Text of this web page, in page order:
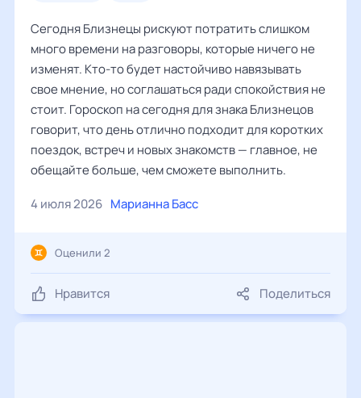
Сегодня Близнецы рискуют потратить слишком
много времени на разговоры, которые ничего не
изменят. Кто-то будет настойчиво навязывать
свое мнение, но соглашаться ради спокойствия не
стоит. Гороскоп на сегодня для знака Близнецов
говорит, что день отлично подходит для коротких
поездок, встреч и новых знакомств — главное, не
обещайте больше, чем сможете выполнить.
4 июля 2026 Марианна Басс
Нравится Поделиться
Оценили 2